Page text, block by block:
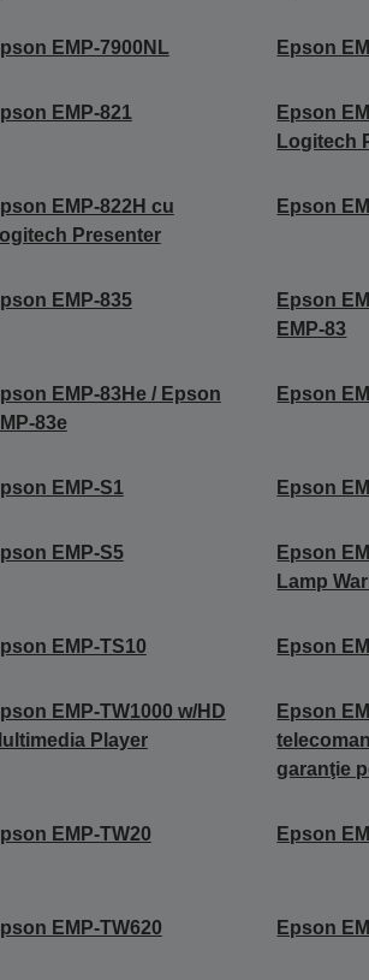
EMP-7900NL Epson
EMP-821
Epson
Logitech
EMP-822H cu
Presenter
Epson
EMP-835
Epson
EMP-83
EMP-83He / Epson
83e
Epson
EMP-S1 Epson
EMP-S5
Epson
Lamp
EMP-TS10 Epson
EMP-TW1000 w/HD
Player
Epson
garanţie
EMP-TW20 Epson
EMP-TW620 Epson